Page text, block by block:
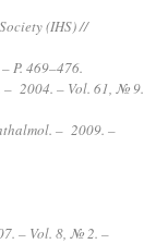
(IHS) //
P. 469–476.
– 2004. – Vol. 61, № 9.
– 2009. –
– Vol. 8, № 2. –